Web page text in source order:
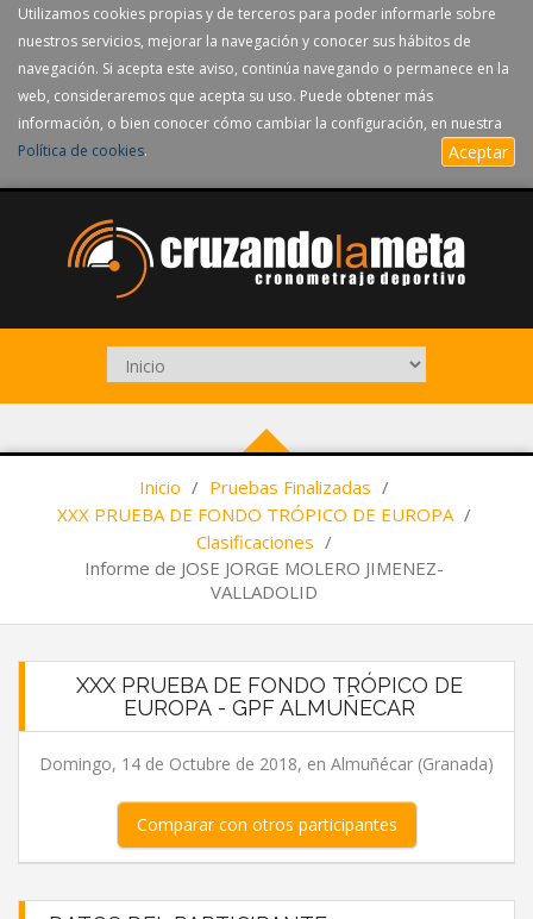
Utilizamos cookies propias y de terceros para poder informarle sobre
nuestros servicios, mejorar la navegación y conocer sus hábitos de
navegación. Si acepta este aviso, continúa navegando o permanece en la
web, consideraremos que acepta su uso. Puede obtener más
información, o bien conocer cómo cambiar la configuración, en nuestra
Política de cookies. Aceptar
Inicio / Pruebas Finalizadas /
XXX PRUEBA DE FONDO TRÓPICO DE EUROPA /
Clasificaciones /
Informe de JOSE JORGE MOLERO JIMENEZ-
VALLADOLID
XXX PRUEBA DE FONDO TRÓPICO DE
EUROPA - GPF ALMUÑECAR
Domingo, 14 de Octubre de 2018, en Almuñécar (Granada)
Comparar con otros participantes